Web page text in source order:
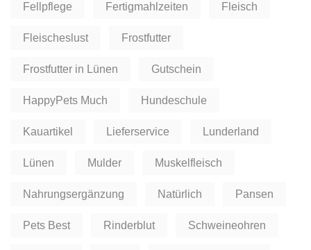
Fellpflege Fertigmahlzeiten Fleisch
Fleischeslust Frostfutter
Frostfutter in Lünen Gutschein
HappyPets Much Hundeschule
Kauartikel Lieferservice Lunderland
Lünen Mulder Muskelfleisch
Nahrungsergänzung Natürlich Pansen
Pets Best Rinderblut Schweineohren